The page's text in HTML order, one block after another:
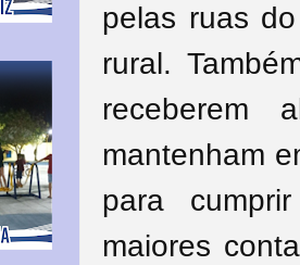
pelas ruas
rural.
receberem
mantenham
para
maiores